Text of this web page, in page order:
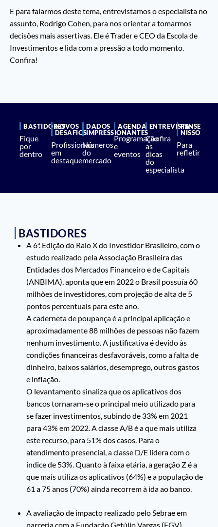
E para falarmos deste tema, entrevistamos o especialista no
assunto, Rodrigo Cohen, para nos orientar a tomarmos
decisões mais assertivas. Ele é Trader e CEO da Escola de
Investimentos e lida com a pressão a todo momento.
Confira!
BASTIDORES
Fique
por
dentro
NOVOS
DESAFIOS
Profissionais
em
destaque
DADOS
IMPRESSIONANTES
Números
do
mercado
AGENDA
Programação
e
eventos
ENTREVISTA
Confira
as
dicas
do
especialista
PENSE
NISSO
Para
refletir
BASTIDORES
A 6ª. Edição do Raio X do Investidor Brasileiro, com o
estudo realizado pela Associação Brasileira das
Entidades dos Mercados Financeiro e de Capitais
(ANBIMA), aponta que em 2022 o Brasil possuía 60
milhões de investidores, com projeção de alta de 5
pontos percentuais para este ano.
A caderneta de poupança é a principal aplicação e
aproximadamente 88 milhões de pessoas não fazem
nenhum investimento. A justificativa é devido às
condições financeiras desfavoráveis, como a falta de
dinheiro, baixos salários, desemprego, outros gastos
e inflação.
O levantamento sinaliza que os aplicativos dos
bancos tornaram-se o principal meio utilizado para
se fazer investimentos, subindo de 33% em 2021
para 43% em 2022. A classe A/B é a que mais utiliza
este recurso, para 51% dos casos. Para o
atendimento presencial, a classe D/E lidera com o
índice de 53%. Quanto à faixa etária, a geração Z é a
que mais utiliza os aplicativos (64%) e a população de
61 a 75 anos (70%) ainda recorrem à ida ao banco.
A avaliação de impacto realizado pelo Sebrae em
parceria com a Fundação Getúlio Vargas (FGV)